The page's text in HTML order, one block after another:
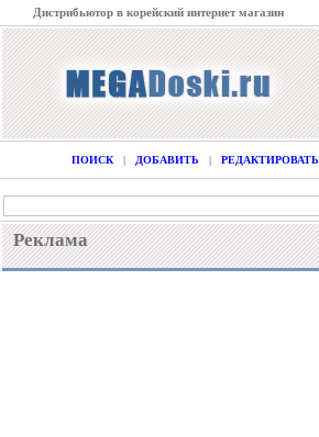
Дистрибьютор в корейский интернет магазин
ПОИСК | ДОБАВИТЬ | РЕДАКТИРОВАТЬ
Реклама